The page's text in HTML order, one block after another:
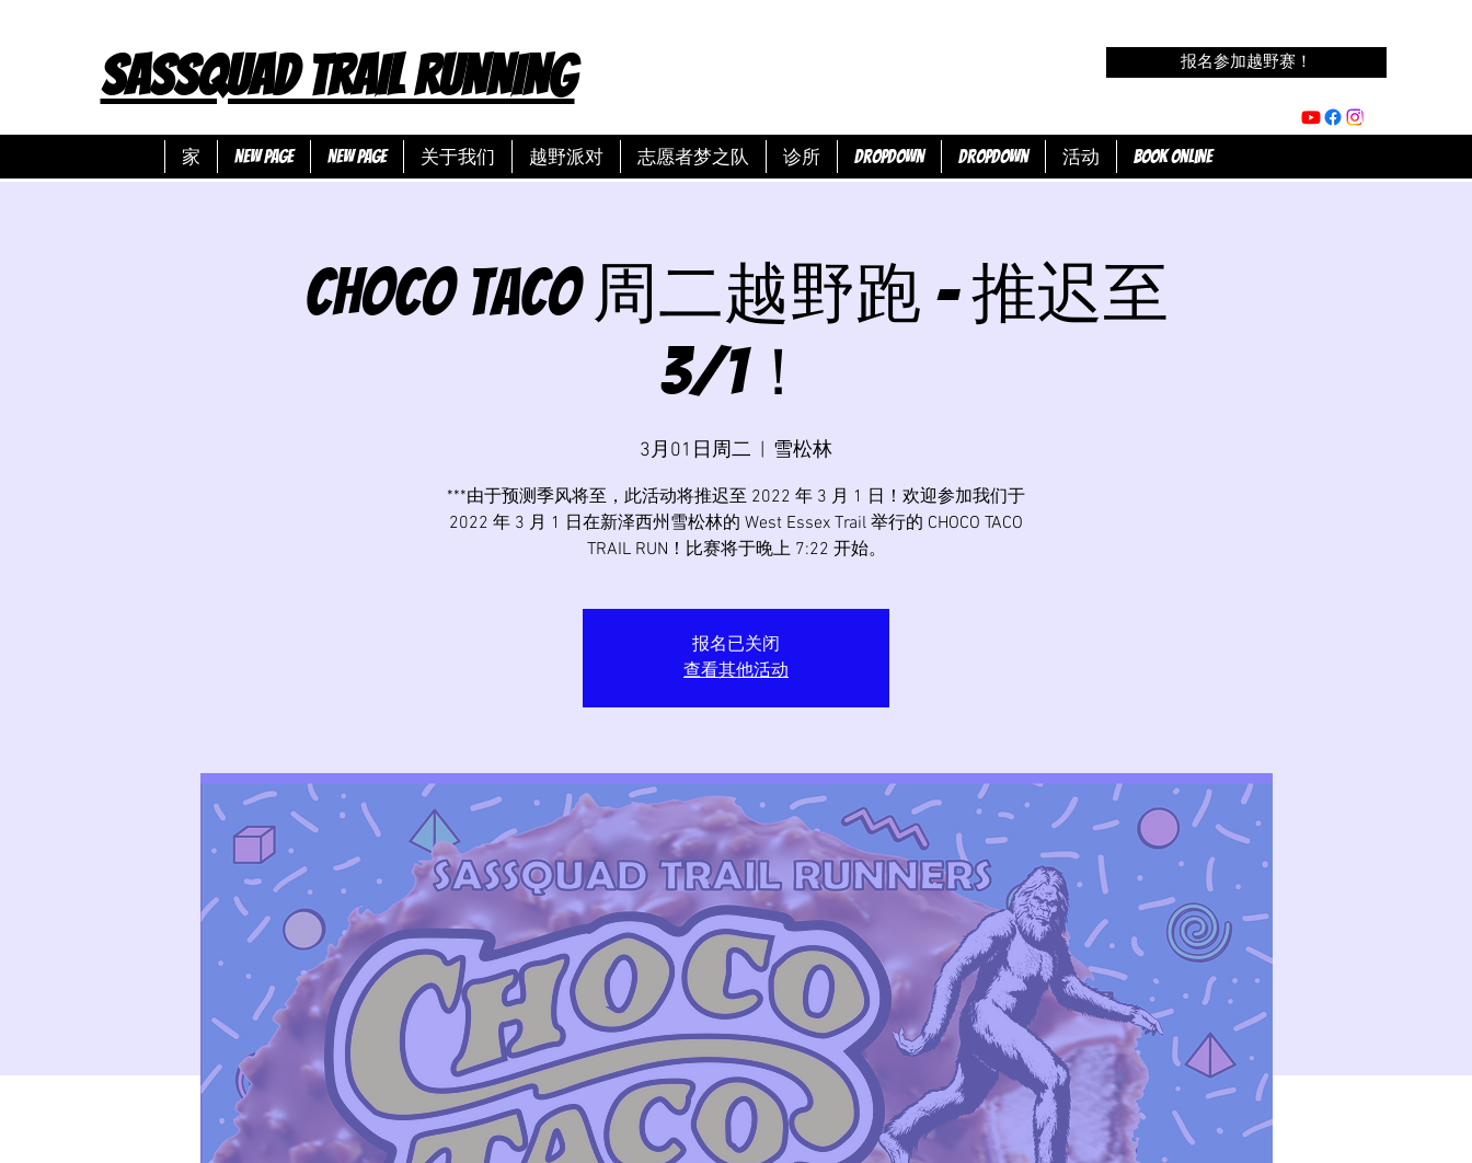
SASSQUAD TRAIL RUNNING 报名参加越野赛！
家 New Page New Page 关于我们 越野派对 志愿者梦之队 诊所 Dropdown Dropdown 活动 Book Online
Choco Taco 周二越野跑 - 推迟至
3/1！
3月01日周二 雪松林
***由于预测季风将至，此活动将推迟至 2022 年 3 月 1 日！欢迎参加我们于
2022 年 3 月 1 日在新泽西州雪松林的 West Essex Trail 举行的 CHOCO TACO
TRAIL RUN！比赛将于晚上 7:22 开始。
报名已关闭
查看其他活动